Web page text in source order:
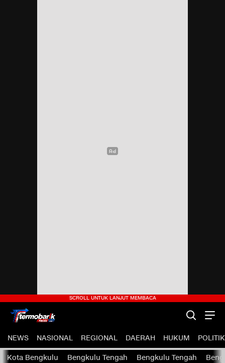
NEWS NASIONAL REGIONAL DAERAH HUKUM POLITIK
Kota Bengkulu Bengkulu Tengah Bengkulu Tengah